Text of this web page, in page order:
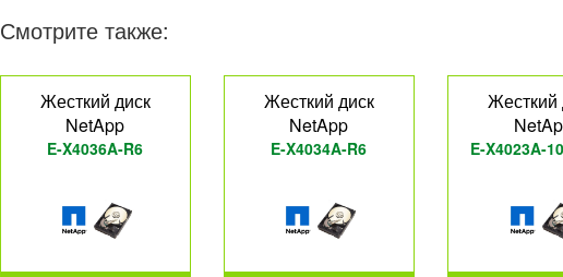
Смотрите также:
Жесткий диск
NetApp
E-X4036A-R6
Жесткий диск
NetApp
E-X4034A-R6
Жесткий
E-X4023A-